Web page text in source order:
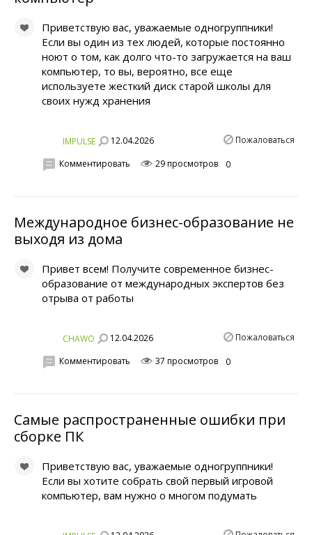
Приветствую вас, уважаемые одногруппники!
Если вы один из тех людей, которые постоянно
ноют о том, как долго что-то загружается на ваш
компьютер, то вы, вероятно, все еще
используете жесткий диск старой школы для
своих нужд хранения
IMPULSE 12.04.2026 Пожаловаться
Комментировать 29 просмотров 0
Международное бизнес-образование не
выходя из дома
Привет всем! Получите современное бизнес-
образование от международных экспертов без
отрыва от работы
CHAWO 12.04.2026 Пожаловаться
Комментировать 37 просмотров 0
Самые распространенные ошибки при
сборке ПК
Приветствую вас, уважаемые одногруппники!
Если вы хотите собрать свой первый игровой
компьютер, вам нужно о многом подумать